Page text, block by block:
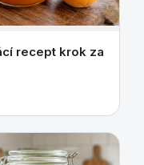
recept krok za